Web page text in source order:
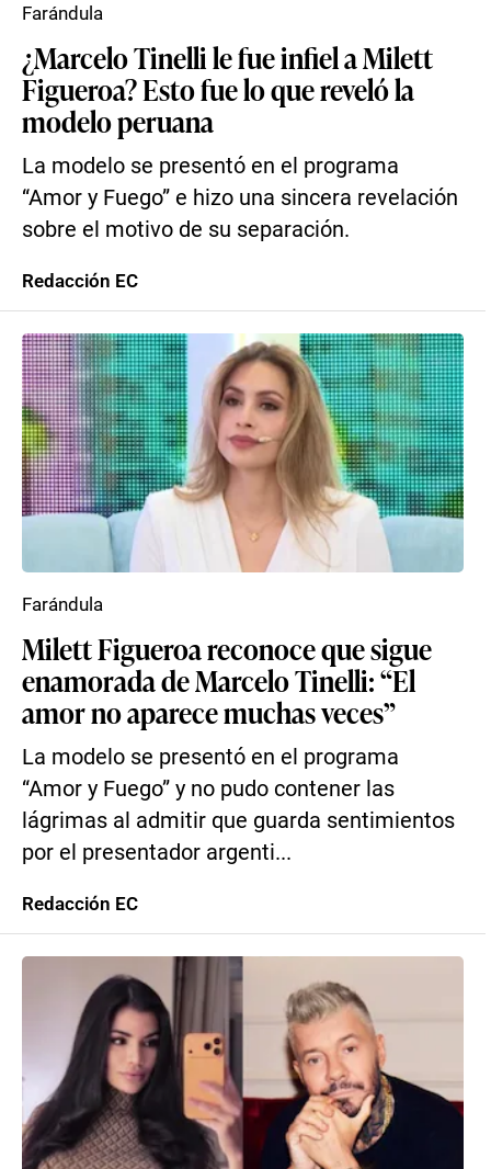
¿Marcelo Tinelli le fue infiel a Milett
Figueroa? Esto fue lo que reveló la
modelo peruana
La modelo se presentó en el programa
“Amor y Fuego” e hizo una sincera revelación
sobre el motivo de su separación.
Farándula
Redacción EC
Milett Figueroa reconoce que sigue
enamorada de Marcelo Tinelli: “El
amor no aparece muchas veces”
La modelo se presentó en el programa
“Amor y Fuego” y no pudo contener las
lágrimas al admitir que guarda sentimientos
por el presentador argenti...
Farándula
Redacción EC